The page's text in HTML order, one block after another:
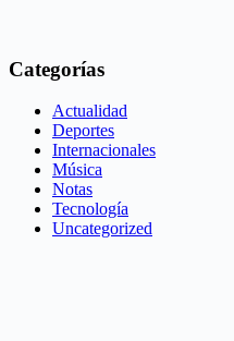
Categorías
Actualidad
Deportes
Internacionales
Música
Notas
Tecnología
Uncategorized